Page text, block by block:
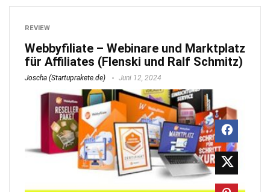
REVIEW
Webbyfiliate – Webinare und Marktplatz
für Affiliates (Flenski und Ralf Schmitz)
Joscha (Startuprakete.de) Juni 12, 2024